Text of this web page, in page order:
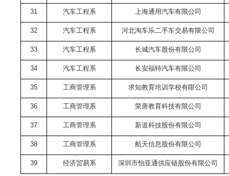
31 汽车工程系 上海通用汽车有限公司
32 汽车工程系 河北淘车乐二手车交易有限公司
33 汽车工程系 长城汽车股份有限公司
34 汽车工程系 长安福特汽车有限公司
35 工商管理系 求知教育培训学校有限公司
36 工商管理系 荣唐教育科技有限公司
37 工商管理系 新道科技股份有限公司
38 工商管理系 航天信息股份有限公司
39 经济贸易系 深圳市怡亚通供应链股份有限公司